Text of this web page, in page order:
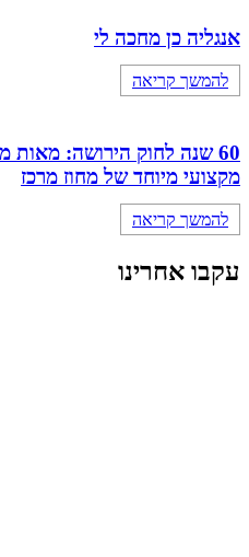
אנגליה כן מחכה לי
להמשך קריאה
60 שנה לחוק הירושה:
מקצועי מיוחד של מחוז מרכז
להמשך קריאה
עקבו אחרינו